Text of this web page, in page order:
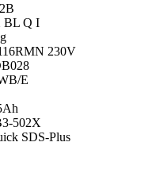
BL Q I
230V
E
502X
SDS-Plus